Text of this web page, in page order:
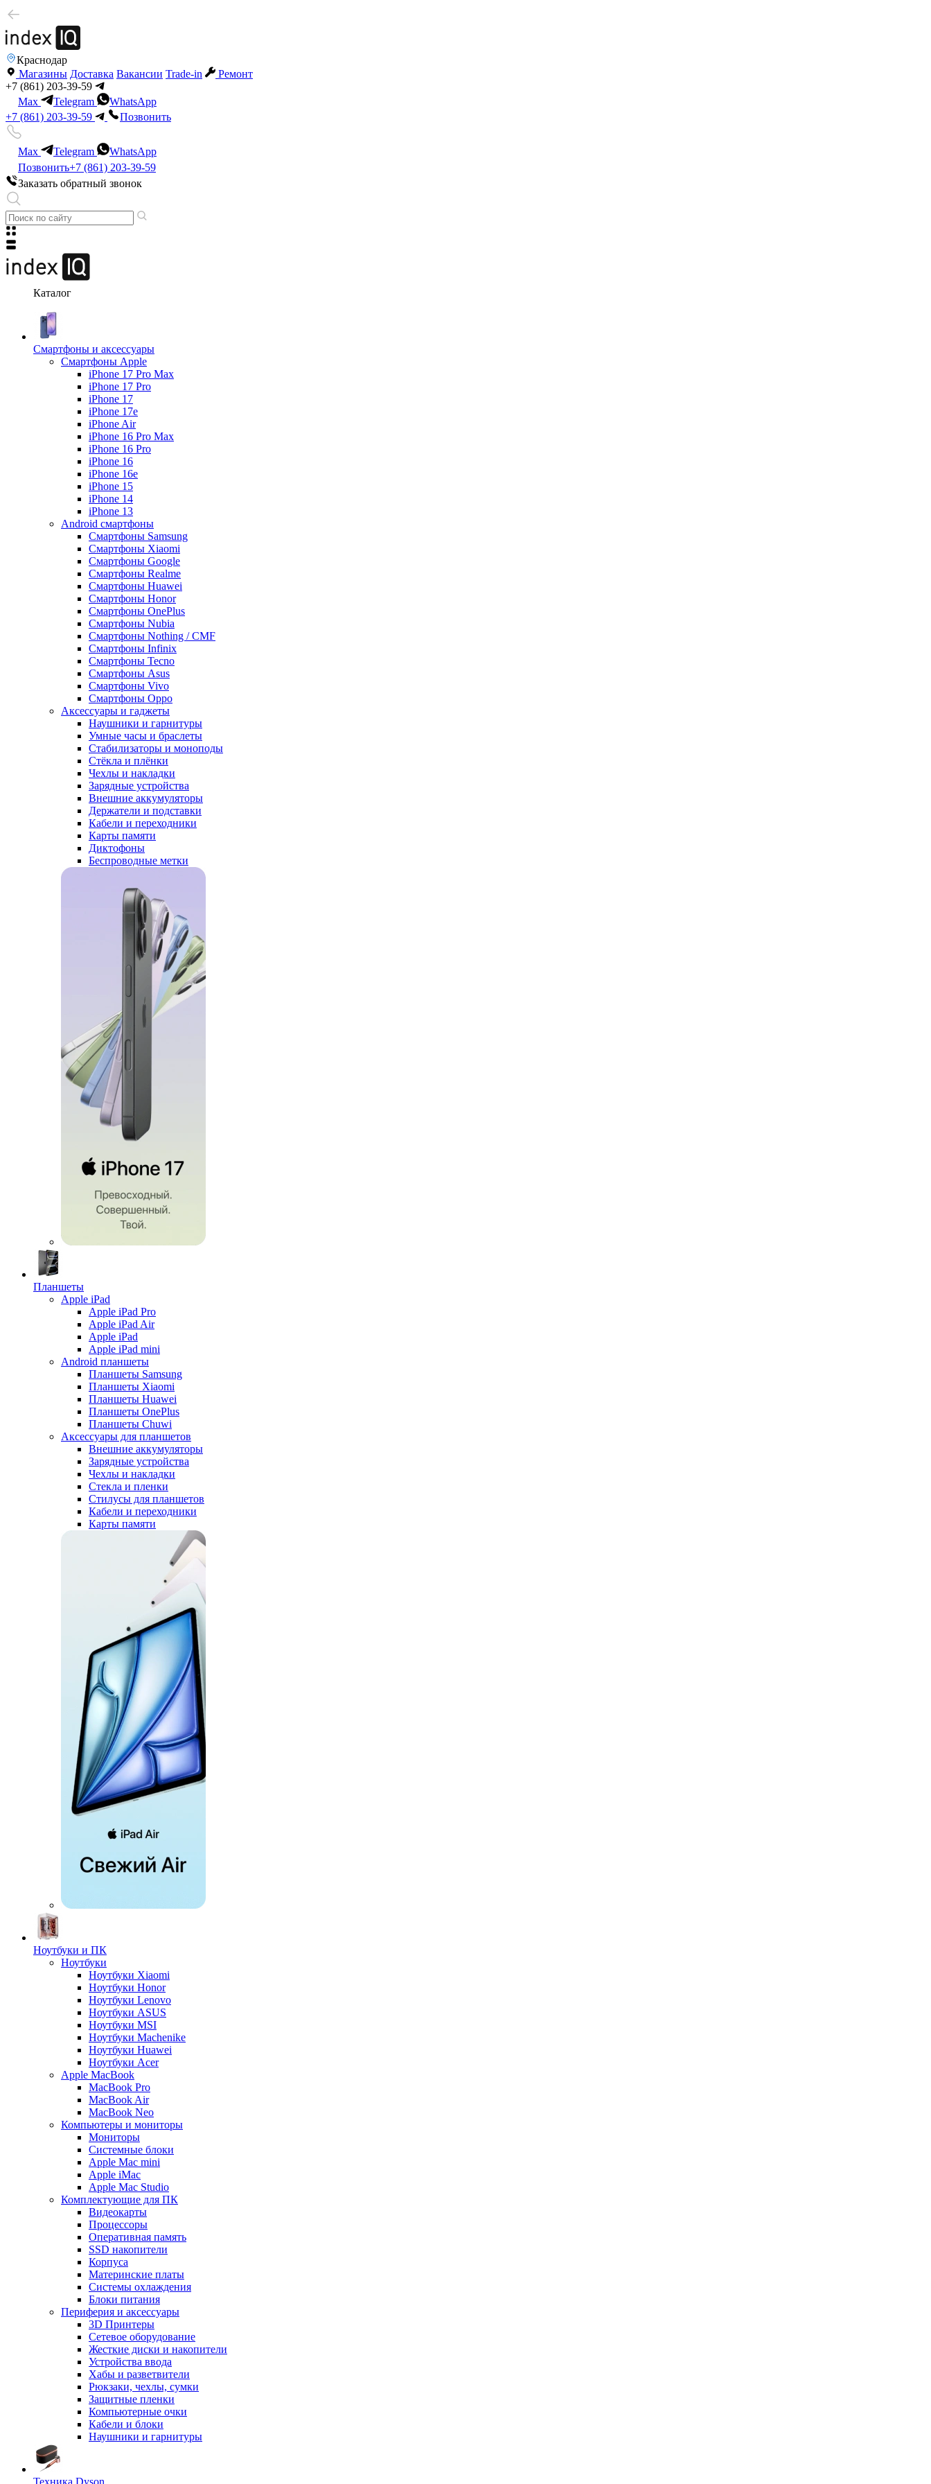
Краснодар
Магазины Доставка Вакансии Trade-in
Ремонт
+7 (861) 203-39-59
Max
Telegram
WhatsApp
+7 (861) 203-39-59
Позвонить
Max Telegram
WhatsApp
Позвонить+7 (861) 203-39-59
Заказать обратный звонок
Каталог
Смартфоны и аксессуары
Смартфоны Apple
iPhone 17 Pro Max
iPhone 17 Pro
iPhone 17
iPhone 17e
iPhone Air
iPhone 16 Pro Max
iPhone 16 Pro
iPhone 16
iPhone 16e
iPhone 15
iPhone 14
iPhone 13
Android cмартфоны
Смартфоны Samsung
Смартфоны Xiaomi
Смартфоны Google
Смартфоны Realme
Смартфоны Huawei
Смартфоны Honor
Смартфоны OnePlus
Смартфоны Nubia
Смартфоны Nothing / CMF
Смартфоны Infinix
Смартфоны Tecno
Смартфоны Asus
Смартфоны Vivo
Смартфоны Oppo
Аксессуары и гаджеты
Наушники и гарнитуры
Умные часы и браслеты
Стабилизаторы и моноподы
Стёкла и плёнки
Чехлы и накладки
Зарядные устройства
Внешние аккумуляторы
Держатели и подставки
Кабели и переходники
Карты памяти
Диктофоны
Беспроводные метки
Планшеты
Apple iPad
Apple iPad Pro
Apple iPad Air
Apple iPad
Apple iPad mini
Android планшеты
Планшеты Samsung
Планшеты Xiaomi
Планшеты Huawei
Планшеты OnePlus
Планшеты Chuwi
Аксессуары для планшетов
Внешние аккумуляторы
Зарядные устройства
Чехлы и накладки
Стекла и пленки
Стилусы для планшетов
Кабели и переходники
Карты памяти
Ноутбуки и ПК
Ноутбуки
Ноутбуки Xiaomi
Ноутбуки Honor
Ноутбуки Lenovo
Ноутбуки ASUS
Ноутбуки MSI
Ноутбуки Machenike
Ноутбуки Huawei
Ноутбуки Acer
Apple MacBook
MacBook Pro
MacBook Air
MacBook Neo
Компьютеры и мониторы
Мониторы
Системные блоки
Apple Mac mini
Apple iMac
Apple Mac Studio
Комплектующие для ПК
Видеокарты
Процессоры
Оперативная память
SSD накопители
Корпуса
Материнские платы
Системы охлаждения
Блоки питания
Периферия и аксессуары
3D Принтеры
Сетевое оборудование
Жесткие диски и накопители
Устройства ввода
Хабы и разветвители
Рюкзаки, чехлы, сумки
Защитные пленки
Компьютерные очки
Кабели и блоки
Наушники и гарнитуры
Техника Dyson